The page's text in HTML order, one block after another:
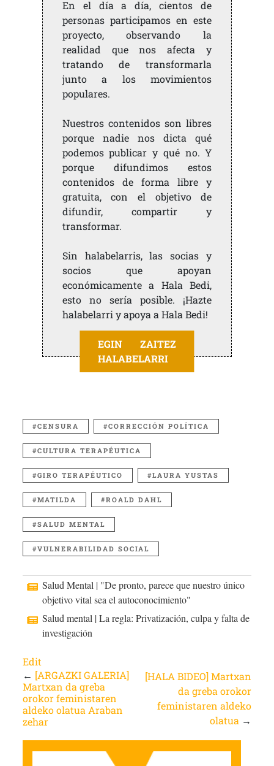
En el día a día, cientos de
personas participamos en este
proyecto, observando la
realidad que nos afecta y
tratando de transformarla
junto a los movimientos
populares.
Nuestros contenidos son libres
porque nadie nos dicta qué
podemos publicar y qué no. Y
porque difundimos estos
contenidos de forma libre y
gratuita, con el objetivo de
difundir, compartir y
transformar.
Sin halabelarris, las socias y
socios que apoyan
económicamente a Hala Bedi,
esto no sería posible. ¡Hazte
halabelarri y apoya a Hala Bedi!
EGIN ZAITEZ
HALABELARRI
CENSURA CORRECCIÓN POLÍTICA
CULTURA TERAPÉUTICA
GIRO TERAPÉUTICO LAURA YUSTAS
MATILDA ROALD DAHL
SALUD MENTAL
VULNERABILIDAD SOCIAL
Salud Mental | "De pronto, parece que nuestro único
objetivo vital sea el autoconocimiento"
Salud mental | La regla: Privatización, culpa y falta de
investigación
Edit
← [ARGAZKI GALERIA]
Martxan da greba
orokor feministaren
aldeko olatua Araban
zehar
[HALA BIDEO] Martxan
da greba orokor
feministaren aldeko
olatua →